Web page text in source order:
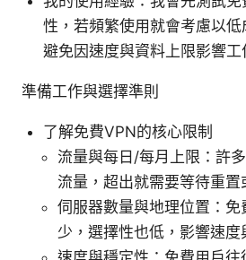
性，若頻繁使用就會考慮以
避免因速度與資料上限影響工
準備工作與選擇準則
了解免費VPN的核心限制
流量與每日/每月上限：許
流量，超出就需要等待重置
伺服器數量與地理位置：
少，選擇性也低，影響速度